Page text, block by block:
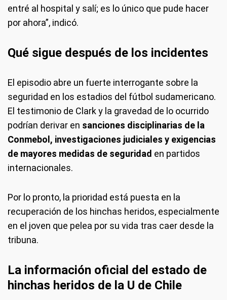
entré al hospital y salí; es lo único que pude hacer
por ahora”, indicó.
Qué sigue después de los incidentes
El episodio abre un fuerte interrogante sobre la
seguridad en los estadios del fútbol sudamericano.
El testimonio de Clark y la gravedad de lo ocurrido
podrían derivar en sanciones disciplinarias de la
Conmebol, investigaciones judiciales y exigencias
de mayores medidas de seguridad en partidos
internacionales.
Por lo pronto, la prioridad está puesta en la
recuperación de los hinchas heridos, especialmente
en el joven que pelea por su vida tras caer desde la
tribuna.
La información oficial del estado de
hinchas heridos de la U de Chile